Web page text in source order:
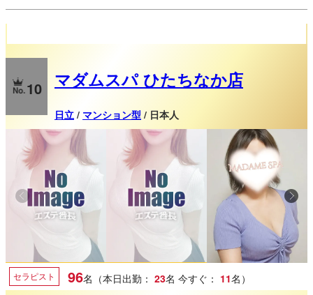
10 マダムスパ ひたちなか店
日立 / マンション型 / 日本人
セラピスト 96名（本日出勤： 23名 今すぐ： 11名）